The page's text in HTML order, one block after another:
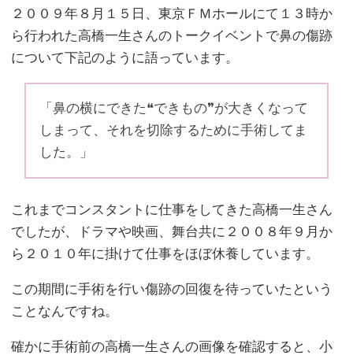
２００９年８月１５日、東京ＦＭホールにて１３時か
ら行われた高橋一生さんのトークイベントで鼻の傷跡
について下記のように語っています。
「鼻の横にできた❝できもの❞が大きくなって
しまって、それを切除するために手術してま
した。」
これまでコンスタントに仕事をしてきた高橋一生さん
でしたが、ドラマや映画、舞台共に２００８年９月か
ら２０１０年に掛けて仕事をほぼ休養しています。
この期間に手術を行い傷跡の回復を待っていたという
ことなんですね。
確かに手術前の高橋一生さんの画像を確認すると、小